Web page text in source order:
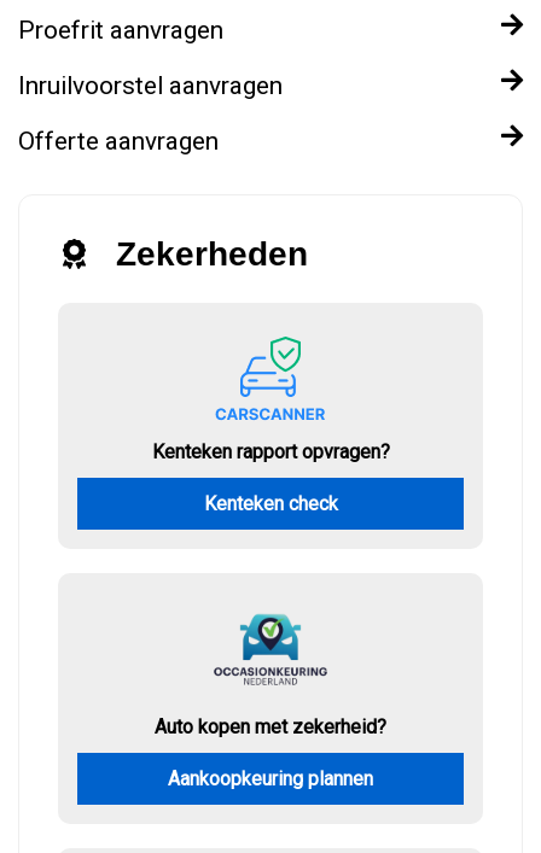
Proefrit aanvragen
Inruilvoorstel aanvragen
Offerte aanvragen
Zekerheden
Kenteken rapport opvragen?
Kenteken check
Auto kopen met zekerheid?
Aankoopkeuring plannen